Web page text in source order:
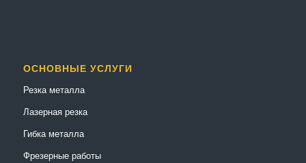
ОСНОВНЫЕ УСЛУГИ
Резка металла
Лазерная резка
Гибка металла
Фрезерные работы